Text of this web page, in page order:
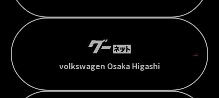
volkswagen Osaka Higashi